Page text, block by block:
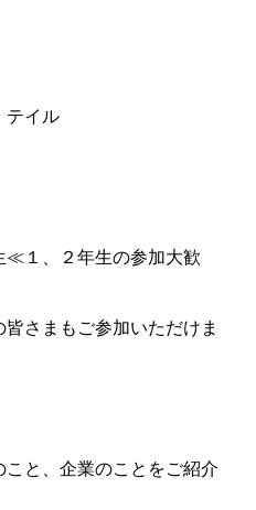
テイル
ソウ
１、２年生の参加大歓
さまもご参加いただけま
と、企業のことをご紹介